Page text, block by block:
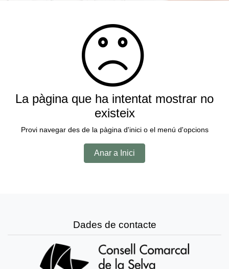
La pàgina que ha intentat mostrar no
existeix
Provi navegar des de la pàgina d'inici o el menú d'opcions
Anar a Inici
Dades de contacte